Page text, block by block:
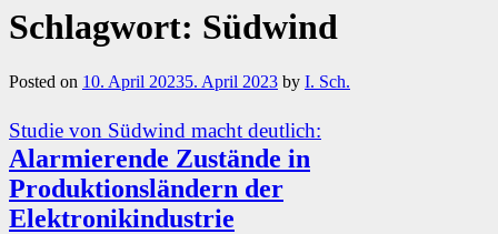
Schlagwort: Südwind
Posted on 10. April 20235. April 2023 by I. Sch.
Studie von Südwind macht deutlich:
Alarmierende Zustände in
Produktionsländern der
Elektronikindustrie